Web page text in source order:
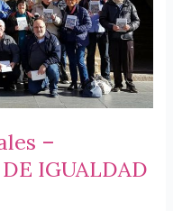
–
IGUALDAD